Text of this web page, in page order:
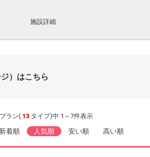
施設詳細
）はこちら
プラン( 13 タイプ)中 1～7件表示
着順 人気順 安い順 高い順